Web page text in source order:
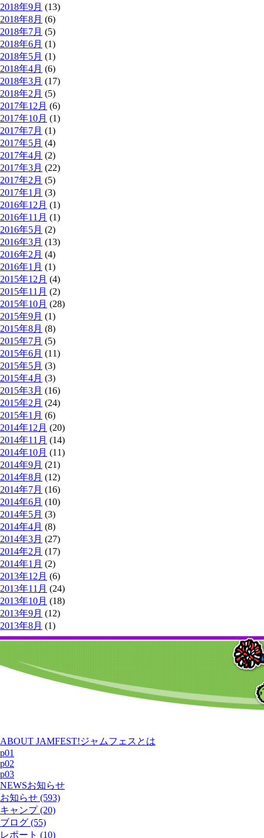
2018年9月 (13)
2018年8月 (6)
2018年7月 (5)
2018年6月 (1)
2018年5月 (1)
2018年4月 (6)
2018年3月 (17)
2018年2月 (5)
2017年12月 (6)
2017年10月 (1)
2017年7月 (1)
2017年5月 (4)
2017年4月 (2)
2017年3月 (22)
2017年2月 (5)
2017年1月 (3)
2016年12月 (1)
2016年11月 (1)
2016年5月 (2)
2016年3月 (13)
2016年2月 (4)
2016年1月 (1)
2015年12月 (4)
2015年11月 (2)
2015年10月 (28)
2015年9月 (1)
2015年8月 (8)
2015年7月 (5)
2015年6月 (11)
2015年5月 (3)
2015年4月 (3)
2015年3月 (16)
2015年2月 (24)
2015年1月 (6)
2014年12月 (20)
2014年11月 (14)
2014年10月 (11)
2014年9月 (21)
2014年8月 (12)
2014年7月 (16)
2014年6月 (10)
2014年5月 (3)
2014年4月 (8)
2014年3月 (27)
2014年2月 (17)
2014年1月 (2)
2013年12月 (6)
2013年11月 (24)
2013年10月 (18)
2013年9月 (12)
2013年8月 (1)
ABOUT JAMFEST!ジャムフェスとは
p01
p02
p03
NEWSお知らせ
お知らせ (593)
キャンプ (20)
ブログ (55)
レポート (10)